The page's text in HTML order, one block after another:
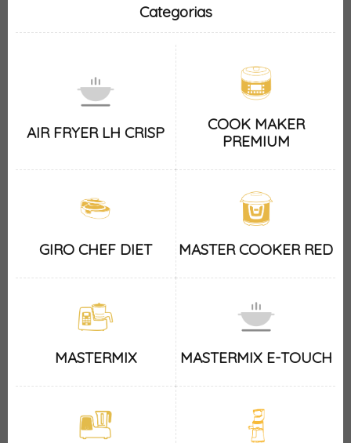
Categorias
AIR FRYER LH CRISP
COOK MAKER
PREMIUM
GIRO CHEF DIET MASTER COOKER RED
MASTERMIX MASTERMIX E-TOUCH